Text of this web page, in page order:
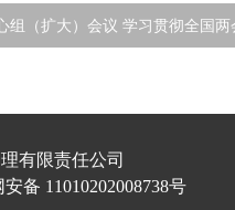
有限责任公司
备 11010202008738号